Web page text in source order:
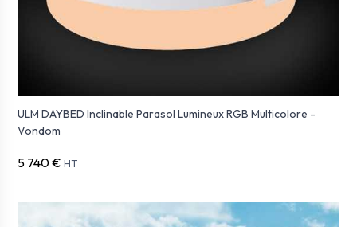
ULM DAYBED Inclinable Parasol Lumineux RGB Multicolore -
Vondom
5 740 € HT